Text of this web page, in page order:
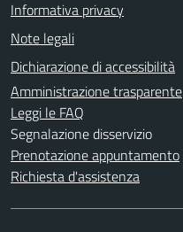
Informativa privacy
Note legali
Dichiarazione di accessibilità
Amministrazione trasparente
Leggi le FAQ
Segnalazione disservizio
Prenotazione appuntamento
Richiesta d'assistenza